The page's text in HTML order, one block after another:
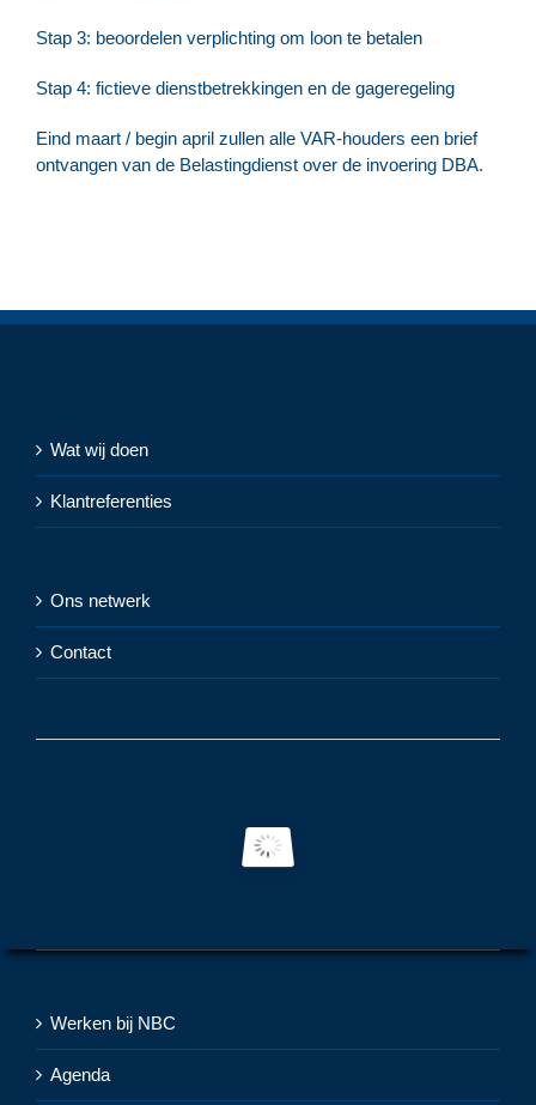
Stap 3: beoordelen verplichting om loon te betalen
Stap 4: fictieve dienstbetrekkingen en de gageregeling
Eind maart / begin april zullen alle VAR-houders een brief
ontvangen van de Belastingdienst over de invoering DBA.
Wat wij doen
Klantreferenties
Ons netwerk
Contact
Werken bij NBC
Agenda